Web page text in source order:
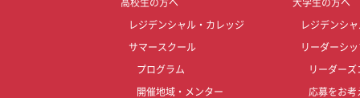
高校生の方へ
レジデンシャル・カレッジ
サマースクール
プログラム
開催地域・メンター
大学生の方へ
レジデンシ
リーダーシ
リーダーズ
応募をお考